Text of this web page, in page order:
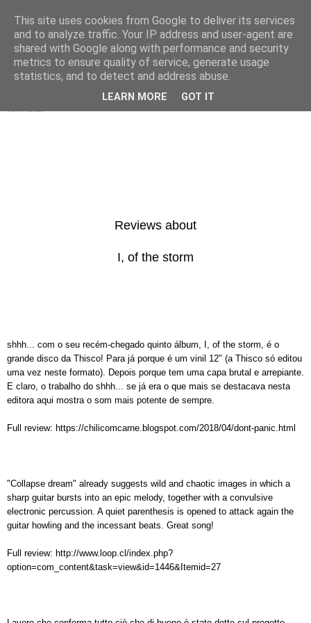
s h h h . . .
Reviews about
I, of the storm
shhh... com o seu recém-chegado quinto álbum, I, of the storm, é o
grande disco da Thisco! Para já porque é um vinil 12" (a Thisco só editou
uma vez neste formato). Depois porque tem uma capa brutal e arrepiante.
E claro, o trabalho do shhh... se já era o que mais se destacava nesta
editora aqui mostra o som mais potente de sempre.
Full review: https://chilicomcarne.blogspot.com/2018/04/dont-panic.html
"Collapse dream" already suggests wild and chaotic images in which a
sharp guitar bursts into an epic melody, together with a convulsive
electronic percussion. A quiet parenthesis is opened to attack again the
guitar howling and the incessant beats. Great song!
Full review: http://www.loop.cl/index.php?
option=com_content&task=view&id=1446&Itemid=27
This site uses cookies from Google to deliver its services
and to analyze traffic. Your IP address and user-agent are
shared with Google along with performance and security
metrics to ensure quality of service, generate usage
statistics, and to detect and address abuse.
LEARN MORE GOT IT